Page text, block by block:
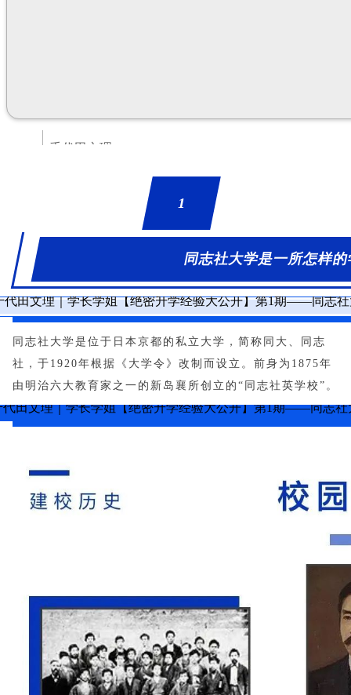
千代田文理
1
同志社大学是一所怎样
同志社大学是位于日本京都的私立大学，简称同大、同志
社，于1920年根据《大学令》改制而设立。前身为1875年
由明治六大教育家之一的新岛襄所创立的“同志社英学校”。